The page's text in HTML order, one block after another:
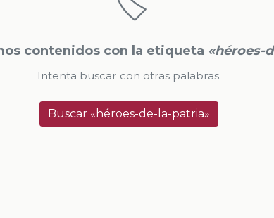
contenidos con la etiqueta «héroes-
Intenta buscar con otras palabras.
Buscar «héroes-de-la-patria»